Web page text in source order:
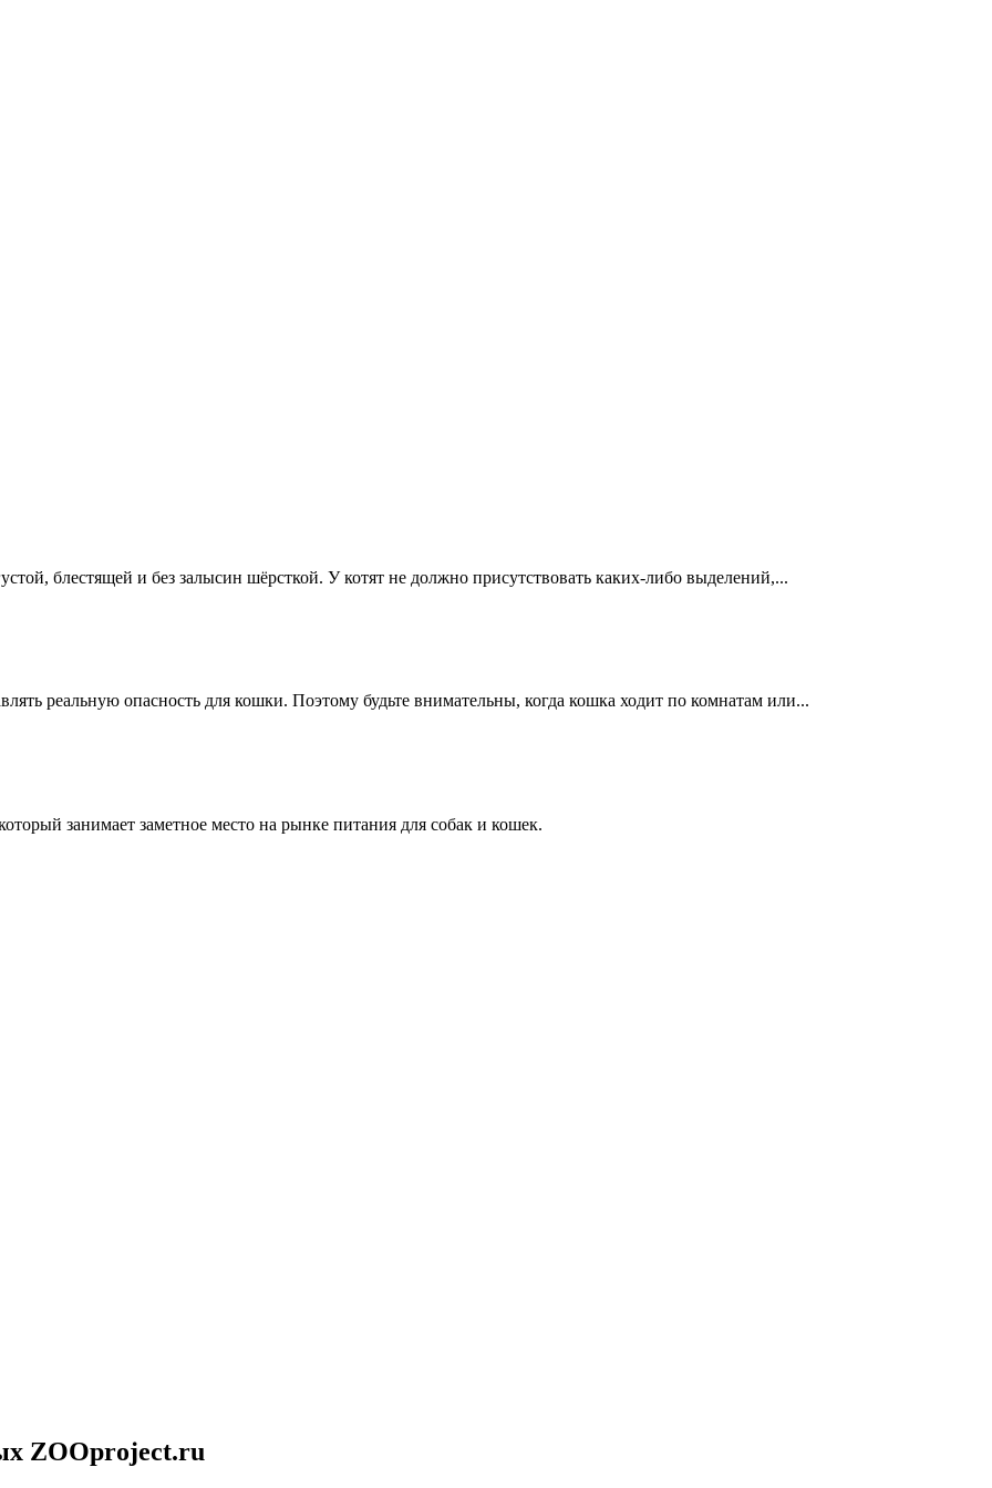
блестящей и без залысин шёрсткой. У котят не должно присутствовать каких-либо выделений,...
реальную опасность для кошки. Поэтому будьте внимательны, когда кошка ходит по комнатам или...
занимает заметное место на рынке питания для собак и кошек.
ZOOproject.ru